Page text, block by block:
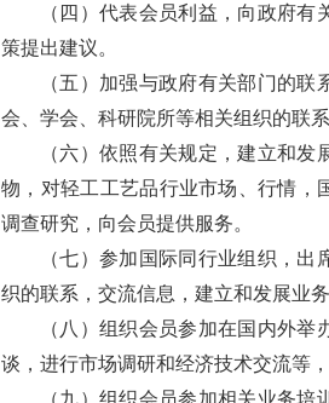
（四）代表会员利益，向政府
策提出建议。
（五）加强与政府有关部门的
会、学会、科研院所等相关组织的联
（六）依照有关规定，建立和
物，对轻工工艺品行业市场、行情，
调查研究，向会员提供服务。
（七）参加国际同行业组织，
织的联系，交流信息，建立和发展业
（八）组织会员参加在国内外
谈，进行市场调研和经济技术交流等
（九）组织会员参加相关业务